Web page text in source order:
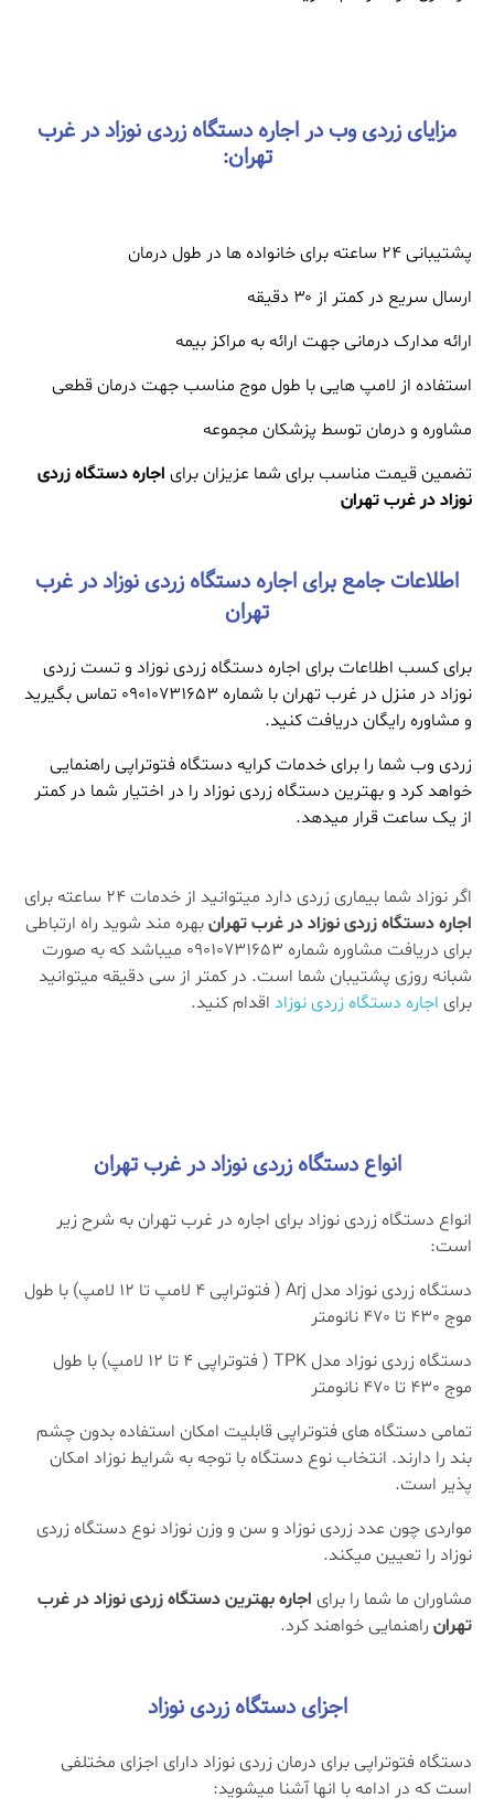
مزایای زردی وب در اجاره دستگاه زردی نوزاد در غرب
تهران:
پشتیبانی 24 ساعته برای خانواده ها در طول درمان
ارسال سریع در کمتر از ۳۰ دقیقه
ارائه مدارک درمانی جهت ارائه به مراکز بیمه
استفاده از لامپ هایی با طول موج مناسب جهت درمان قطعی
مشاوره و درمان توسط پزشکان مجموعه
تضمین قیمت مناسب برای شما عزیزان برای اجاره دستگاه زردی
نوزاد در غرب تهران
اطلاعات جامع برای اجاره دستگاه زردی نوزاد در غرب
تهران
برای کسب اطلاعات برای اجاره دستگاه زردی نوزاد و تست زردی
نوزاد در منزل در غرب تهران با شماره 09010731653 تماس بگیرید
و مشاوره رایگان دریافت کنید.
زردی وب شما را برای خدمات کرایه دستگاه فتوتراپی راهنمایی
خواهد کرد و بهترین دستگاه زردی نوزاد را در اختیار شما در کمتر
از یک ساعت قرار میدهد.
اگر نوزاد شما بیماری زردی دارد میتوانید از خدمات 24 ساعته برای
اجاره دستگاه زردی نوزاد در غرب تهرانبهره مند شوید راه ارتباطی
برای دریافت مشاوره شماره 09010731653 میباشد که به صورت
شبانه روزی پشتیبان شما است. در کمتر از سی دقیقه میتوانید
برای اجاره دستگاه زردی نوزاد اقدام کنید.
انواع دستگاه زردی نوزاد در غرب تهران
انواع دستگاه زردی نوزاد برای اجاره در غرب تهران به شرح زیر
است:
دستگاه زردی نوزاد مدل Arj ( فتوتراپی 4 لامپ تا 12 لامپ) با طول
موج 430 تا 470 نانومتر
دستگاه زردی نوزاد مدل TPK ( فتوتراپی 4 تا 12 لامپ) با طول
موج 430 تا 470 نانومتر
تمامی دستگاه های فتوتراپی قابلیت امکان استفاده بدون چشم
بند را دارند. انتخاب نوع دستگاه با توجه به شرایط نوزاد امکان
پذیر است.
مواردی چون عدد زردی نوزاد و سن و وزن نوزاد نوع دستگاه زردی
نوزاد را تعیین میکند.
مشاوران ما شما را برای اجاره بهترین دستگاه زردی نوزاد در غرب
تهران راهنمایی خواهند کرد.
اجزای دستگاه زردی نوزاد
دستگاه فتوتراپی برای درمان زردی نوزاد دارای اجزای مختلفی
است که در ادامه با انها آشنا میشوید: